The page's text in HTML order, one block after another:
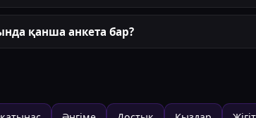
қанша анкета бар?